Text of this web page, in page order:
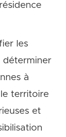
les
déterminer
à
territoire
et